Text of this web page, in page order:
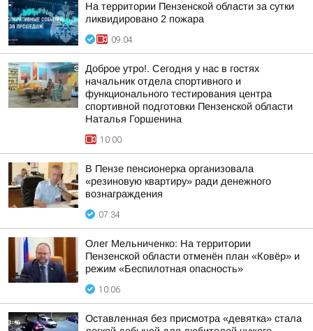
На территории Пензенской области за сутки
ликвидировано 2 пожара
09:04
Доброе утро!. Сегодня у нас в гостях
начальник отдела спортивного и
функционального тестирования центра
спортивной подготовки Пензенской области
Наталья Горшенина
10:00
В Пензе пенсионерка организовала
«резиновую квартиру» ради денежного
вознаграждения
07:34
Олег Мельниченко: На территории
Пензенской области отменён план «Ковёр» и
режим «Беспилотная опасность»
10:06
Оставленная без присмотра «девятка» стала